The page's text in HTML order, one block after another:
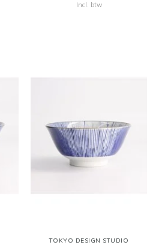
Incl. btw
TOKYO DESIGN STUDIO